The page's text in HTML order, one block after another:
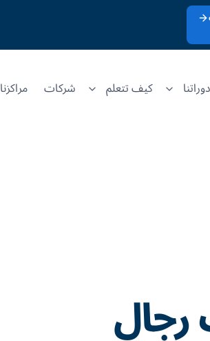
دوراتنا كيف تتعلم شركات
رجال